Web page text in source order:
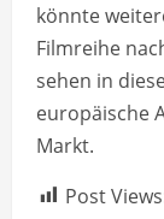
könnte
Filmreihe
sehen in
europäische
Markt.
Post